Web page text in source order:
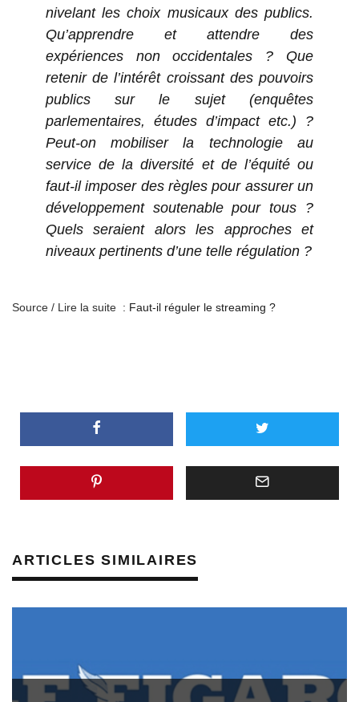
nivelant les choix musicaux des publics.
Qu’apprendre et attendre des
expériences non occidentales ? Que
retenir de l’intérêt croissant des pouvoirs
publics sur le sujet (enquêtes
parlementaires, études d’impact etc.) ?
Peut-on mobiliser la technologie au
service de la diversité et de l’équité ou
faut-il imposer des règles pour assurer un
développement soutenable pour tous ?
Quels seraient alors les approches et
niveaux pertinents d’une telle régulation ?
Source / Lire la suite : Faut-il réguler le streaming ?
ARTICLES SIMILAIRES